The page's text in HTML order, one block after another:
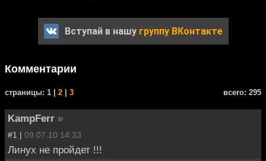
Вступай в нашу группу ВКонтакте
Комментарии
cтраницы: 1 | 2 3 всего: 295
KampFerr »
#1 | 09.07.10 14:33
Линух не пройдет !!!